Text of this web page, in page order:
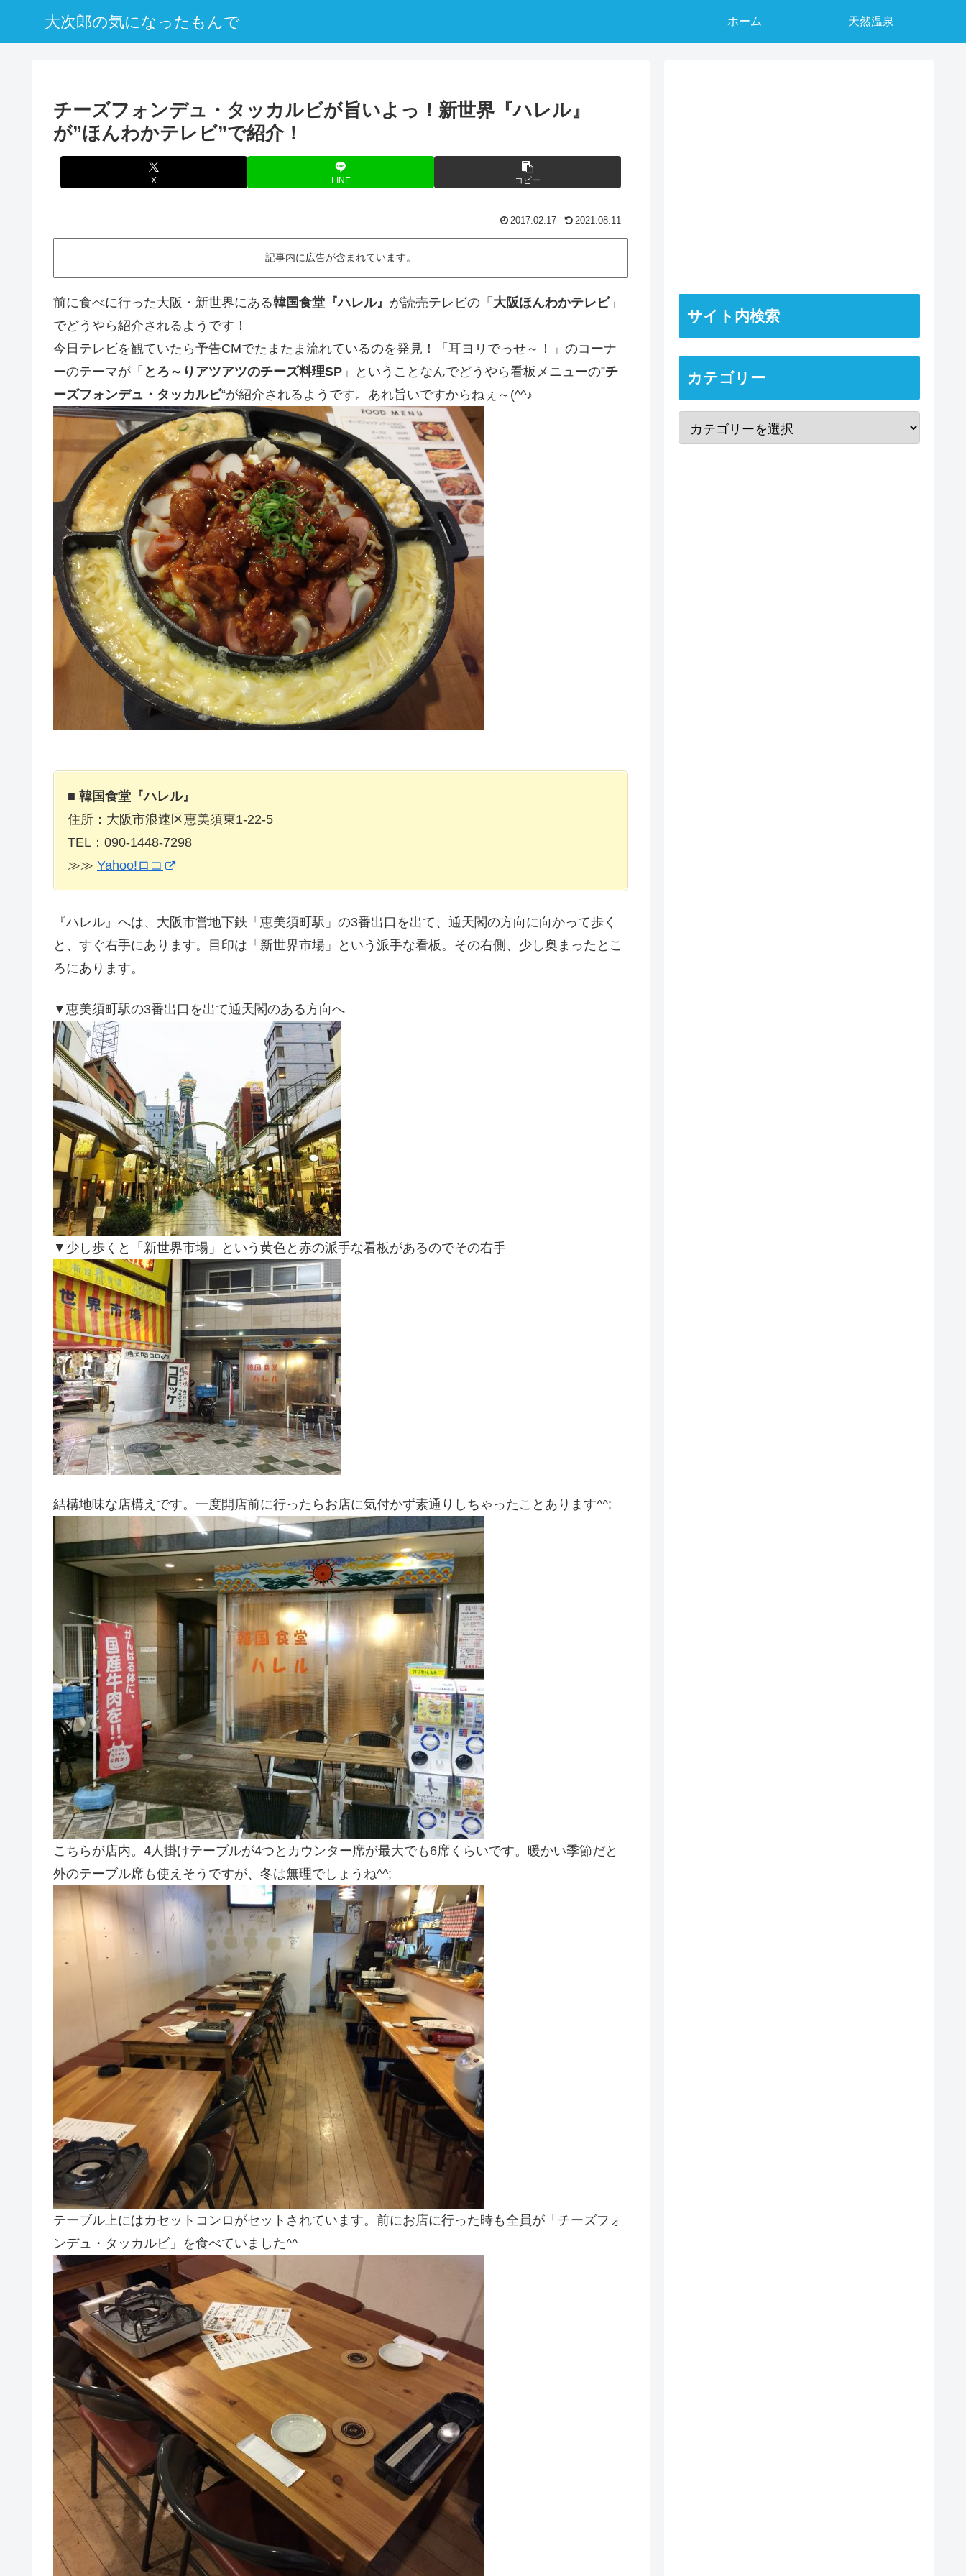
大次郎の気になったもんで ホーム 天然温泉
チーズフォンデュ・タッカルビが旨いよっ！新世界『ハレル』
が”ほんわかテレビ”で紹介！
X LINE コピー
2017.02.17 2021.08.11
記事内に広告が含まれています。
前に食べに行った大阪・新世界にある韓国食堂『ハレル』 が読売テレビの「 大阪ほんわかテレビ」
でどうやら紹介されるようです！
今日テレビを観ていたら予告CMでたまたま流れているのを発見！「耳ヨリでっせ～！」のコーナ
ーのテーマが「 とろ～りアツアツのチーズ料理SP 」ということなんでどうやら看板メニューの”チ
ーズフォンデュ・タッカルビ“が紹介されるようです。あれ旨いですからねぇ～(^^♪
■ 韓国食堂『ハレル』
住所：大阪市浪速区恵美須東1-22-5
TEL：090-1448-7298
≫≫ Yahoo!ロコ
『ハレル』へは、大阪市営地下鉄「恵美須町駅」の3番出口を出て、通天閣の方向に向かって歩く
と、すぐ右手にあります。目印は「新世界市場」という派手な看板。その右側、少し奥まったとこ
ろにあります。
▼恵美須町駅の3番出口を出て通天閣のある方向へ
▼少し歩くと「新世界市場」という黄色と赤の派手な看板があるのでその右手
結構地味な店構えです。一度開店前に行ったらお店に気付かず素通りしちゃったことあります^^;
こちらが店内。4人掛けテーブルが4つとカウンター席が最大でも6席くらいです。暖かい季節だと
外のテーブル席も使えそうですが、冬は無理でしょうね^^;
テーブル上にはカセットコンロがセットされています。前にお店に行った時も全員が「チーズフォ
ンデュ・タッカルビ」を食べていました^^
サイト内検索
カテゴリー